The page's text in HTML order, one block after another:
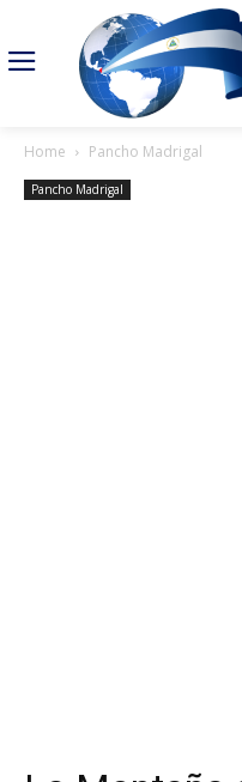
Home Pancho Madrigal
Pancho Madrigal